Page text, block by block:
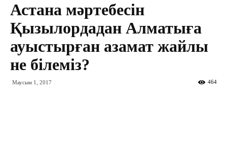
Астана мәртебесін
Қызылордадан Алматыға
ауыстырған азамат жайлы
не білеміз?
Маусым 1, 2017 464